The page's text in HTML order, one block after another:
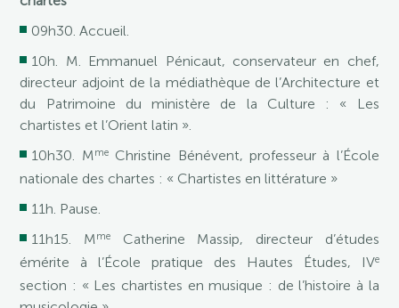
09h30. Accueil.
10h. M. Emmanuel Pénicaut, conservateur en chef,
directeur adjoint de la médiathèque de l’Architecture et
du Patrimoine du ministère de la Culture : « Les
chartistes et l’Orient latin ».
10h30. MmeChristine Bénévent, professeur à l’École
nationale des chartes : « Chartistes en littérature »
11h. Pause.
11h15. Mme
Catherine Massip, directeur d’études
émérite à l’École pratique des Hautes Études, IVe
section : « Les chartistes en musique : de l’histoire à la